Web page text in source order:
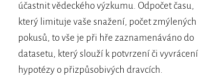
účastnit vědeckého výzkumu. Odpočet času,
který limituje vaše snažení, počet zmýlených
pokusů, to vše je při hře zaznamenáváno do
datasetu, který slouží k potvrzení či vyvrácení
hypotézy o přizpůsobivých dravcích.